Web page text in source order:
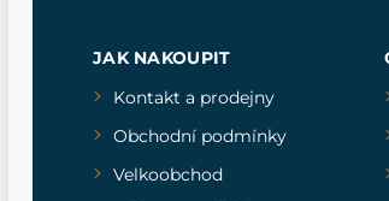
JAK NAKOUPIT
Kontakt a prodejny
Obchodní podmínky
Velkoobchod